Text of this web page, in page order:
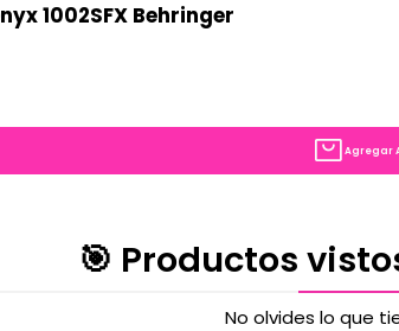
1002SFX Behringer
Agregar
🎯 Productos
No olvides lo que